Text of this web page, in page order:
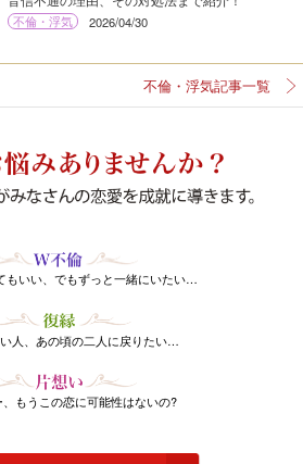
不倫・浮気 2026/04/30
不倫・浮気記事一覧
もいい、でもずっと一緒にいたい…
人、あの頃の二人に戻りたい…
もうこの恋に可能性はないの?